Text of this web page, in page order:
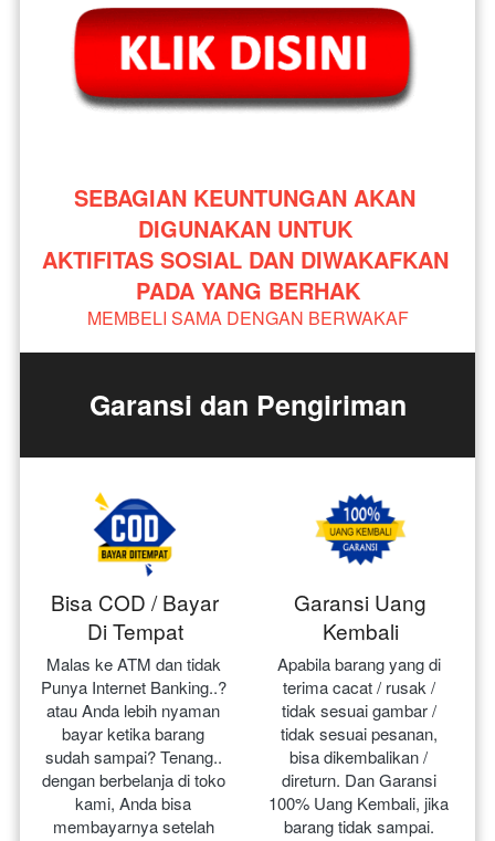
SEBAGIAN KEUNTUNGAN AKAN
DIGUNAKAN UNTUK
AKTIFITAS SOSIAL DAN DIWAKAFKAN
PADA YANG BERHAK
MEMBELI SAMA DENGAN BERWAKAF
Garansi dan Pengiriman
Bisa COD / Bayar
Di Tempat
Malas ke ATM dan tidak
Punya Internet Banking..?
atau Anda lebih nyaman
bayar ketika barang
sudah sampai? Tenang..
dengan berbelanja di toko
kami, Anda bisa
membayarnya setelah
Garansi Uang
Kembali
Apabila barang yang di
terima cacat / rusak /
tidak sesuai gambar /
tidak sesuai pesanan,
bisa dikembalikan /
direturn. Dan Garansi
100% Uang Kembali, jika
barang tidak sampai.